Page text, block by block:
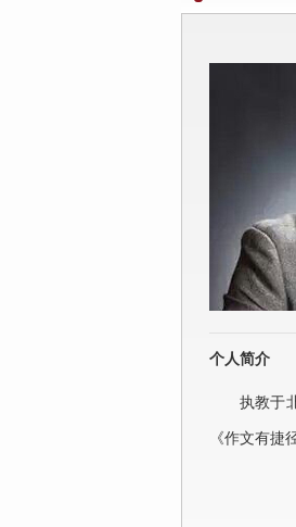
个人简介
执教于
《作文有捷